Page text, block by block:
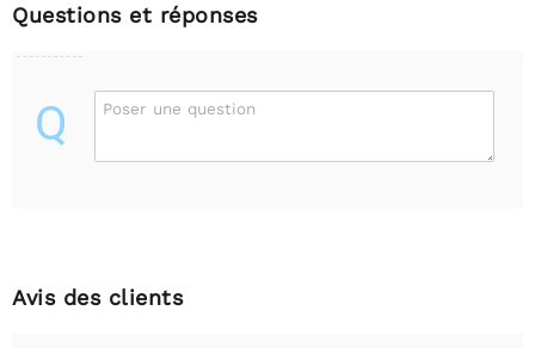
Questions et réponses
Q Poser une question
Avis des clients